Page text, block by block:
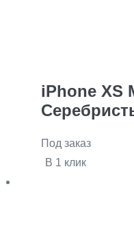
iPhone XS
Под заказ
В 1 клик